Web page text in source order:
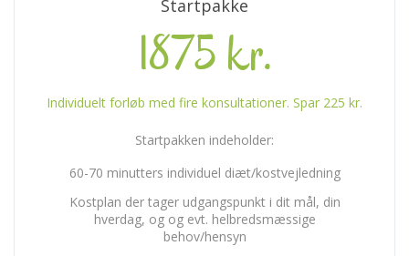
Startpakke
1875 kr.
Individuelt forløb med fire konsultationer. Spar 225 kr.
Startpakken indeholder:
60-70 minutters individuel diæt/kostvejledning
Kostplan der tager udgangspunkt i dit mål, din
hverdag, og og evt. helbredsmæssige
behov/hensyn